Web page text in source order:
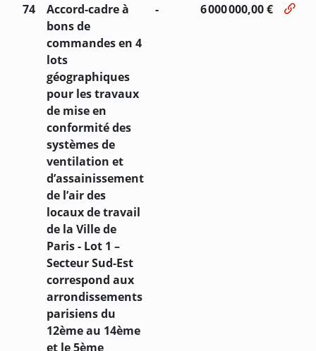
74
Accord-cadre à
bons de
commandes en 4
lots
géographiques
pour les travaux
de mise en
conformité des
systèmes de
ventilation et
d’assainissement
de l’air des
locaux de travail
de la Ville de
Paris - Lot 1 –
Secteur Sud-Est
correspond aux
arrondissements
parisiens du
12ème au 14ème
et le 5ème
- 6 000 000,00 €